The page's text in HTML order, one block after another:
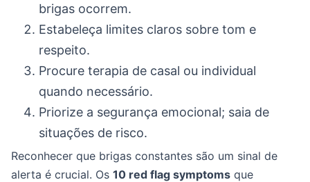
brigas ocorrem.
Estabeleça limites claros sobre tom e
respeito.
Procure terapia de casal ou individual
quando necessário.
Priorize a segurança emocional; saia de
situações de risco.
Reconhecer que brigas constantes são um sinal de
alerta é crucial. Os 10 red flag symptoms que